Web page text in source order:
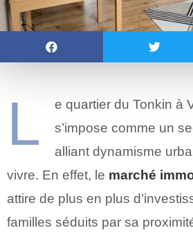
L
e quartier du Tonkin à
s’impose comme un
alliant dynamisme
vivre. En effet, le marché
attire de plus en plus
familles séduits par sa